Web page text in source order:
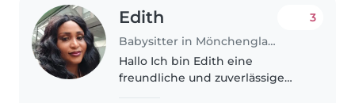
Edith
Babysitter in Mönchengladbach
3
Hallo Ich bin Edith eine
freundliche und zuverlässige